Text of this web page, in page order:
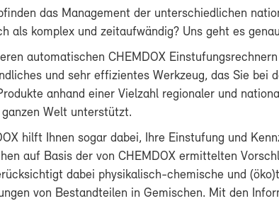
das Ma­nage­ment der un­ter­schied­li­chen
als kom­plex und zeit­auf­wän­dig? Uns geht es
au­to­ma­ti­schen CHEM­DOX
und sehr ef­fi­zi­en­tes Werk­zeug, das Sie bei
an­hand ei­ner Viel­zahl re­gio­na­ler und
Welt un­ter­stützt.
hilft Ih­nen so­gar da­bei, Ih­re Ein­stu­fung und
auf Ba­sis der von CHEM­DOX er­mit­tel­ten
da­bei physikalisch-​chemische und
von Be­stand­tei­len in Ge­mi­schen. Mit den